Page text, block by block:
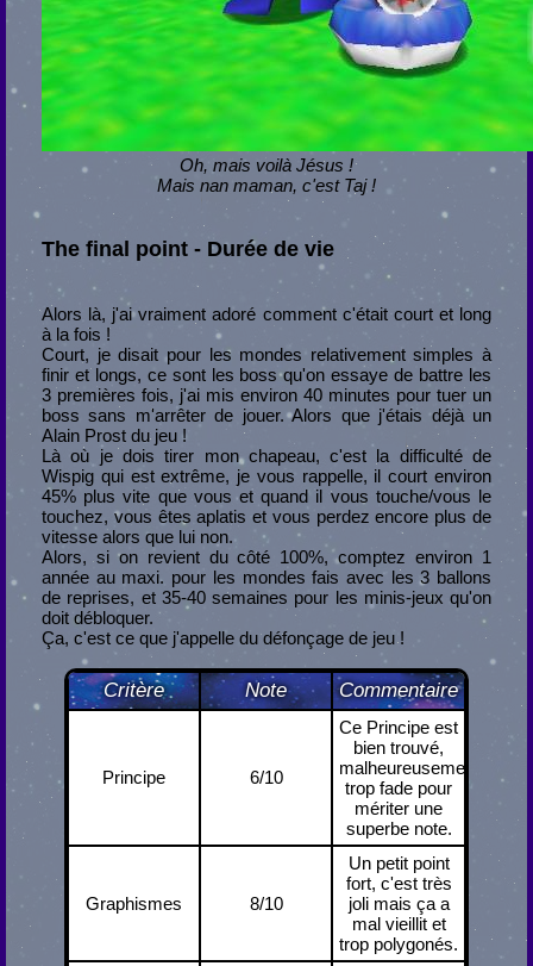
Oh, mais voilà Jésus !
Mais nan maman, c'est Taj !
The final point - Durée de vie
Alors là, j'ai vraiment adoré comment c'était court et long
à la fois !
Court, je disait pour les mondes relativement simples à
finir et longs, ce sont les boss qu'on essaye de battre les
3 premières fois, j'ai mis environ 40 minutes pour tuer un
boss sans m'arrêter de jouer. Alors que j'étais déjà un
Alain Prost du jeu !
Là où je dois tirer mon chapeau, c'est la difficulté de
Wispig qui est extrême, je vous rappelle, il court environ
45% plus vite que vous et quand il vous touche/vous le
touchez, vous êtes aplatis et vous perdez encore plus de
vitesse alors que lui non.
Alors, si on revient du côté 100%, comptez environ 1
année au maxi. pour les mondes fais avec les 3 ballons
de reprises, et 35-40 semaines pour les minis-jeux qu'on
doit débloquer.
Ça, c'est ce que j'appelle du défonçage de jeu !
Critère Note Commentaire
Principe 6/10
Ce Principe est
bien trouvé,
malheureusement
trop fade pour
mériter une
superbe note.
Graphismes 8/10
Un petit point
fort, c'est très
joli mais ça a
mal vieillit et
trop polygonés.